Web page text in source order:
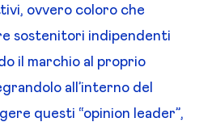
ovvero coloro che
sostenitori indipendenti
il marchio al proprio
all’interno del
questi “opinion leader”,